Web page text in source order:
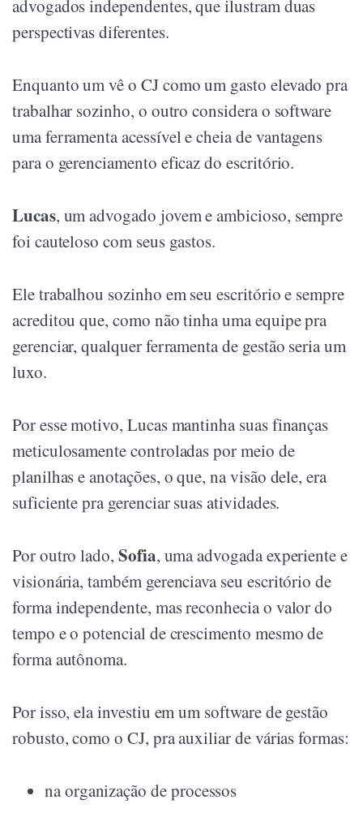
advogados independentes, que ilustram duas
perspectivas diferentes.
Enquanto um vê o CJ como um gasto elevado pra
trabalhar sozinho, o outro considera o software
uma ferramenta acessível e cheia de vantagens
para o gerenciamento eficaz do escritório.
Lucas, um advogado jovem e ambicioso, sempre
foi cauteloso com seus gastos.
Ele trabalhou sozinho em seu escritório e sempre
acreditou que, como não tinha uma equipe pra
gerenciar, qualquer ferramenta de gestão seria um
luxo.
Por esse motivo, Lucas mantinha suas finanças
meticulosamente controladas por meio de
planilhas e anotações, o que, na visão dele, era
suficiente pra gerenciar suas atividades.
Por outro lado, Sofia, uma advogada experiente e
visionária, também gerenciava seu escritório de
forma independente, mas reconhecia o valor do
tempo e o potencial de crescimento mesmo de
forma autônoma.
Por isso, ela investiu em um software de gestão
robusto, como o CJ, pra auxiliar de várias formas:
na organização de processos